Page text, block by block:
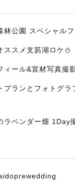
林公園 スペシャル
ススメ支笏湖ロケ⛄️
ィール&宣材写真撮
プランとフォトグラ
ラベンダー畑 1Day